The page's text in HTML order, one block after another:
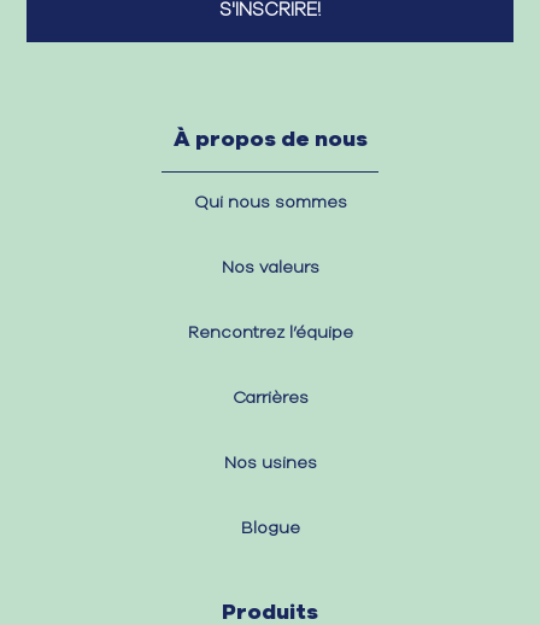
À propos de nous
Qui nous sommes
Nos valeurs
Rencontrez l’équipe
Carrières
Nos usines
Blogue
Produits